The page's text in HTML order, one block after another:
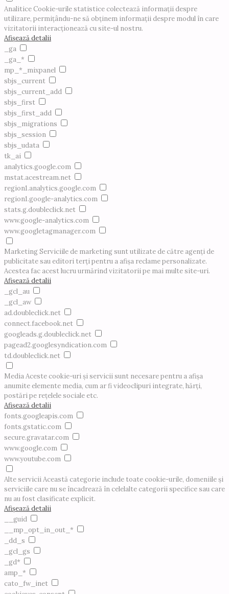
AnaliticeCookie-urile statistice colectează informații despre
utilizare, permițându-ne să obținem informații despre modul în care
vizitatorii interacționează cu site-ul nostru.
Afișează detalii
_ga
_ga_*
mp_*_mixpanel
sbjs_current
sbjs_current_add
sbjs_first
sbjs_first_add
sbjs_migrations
sbjs_session
sbjs_udata
tk_ai
analytics.google.com
mstat.acestream.net
region1.analytics.google.com
region1.google-analytics.com
stats.g.doubleclick.net
www.google-analytics.com
www.googletagmanager.com
MarketingServiciile de marketing sunt utilizate de către agenți de
publicitate sau editori terți pentru a afișa reclame personalizate.
Acestea fac acest lucru urmărind vizitatorii pe mai multe site-uri.
Afișează detalii
_gcl_au
_gcl_aw
ad.doubleclick.net
connect.facebook.net
googleads.g.doubleclick.net
pagead2.googlesyndication.com
td.doubleclick.net
MediaAceste cookie-uri și servicii sunt necesare pentru a afișa
anumite elemente media, cum ar fi videoclipuri integrate, hărți,
postări pe rețelele sociale etc.
Afișează detalii
fonts.googleapis.com
fonts.gstatic.com
secure.gravatar.com
www.google.com
www.youtube.com
Alte serviciiAceastă categorie include toate cookie-urile, domeniile și
serviciile care nu se încadrează în celelalte categorii specifice sau care
nu au fost clasificate explicit.
Afișează detalii
__guid
__mp_opt_in_out_*
_dd_s
_gcl_gs
_gd*
amp_*
cato_fw_inet